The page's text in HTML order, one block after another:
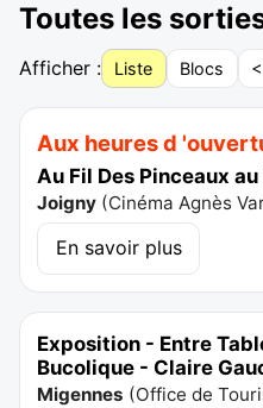
Toutes les
Afficher : Liste Blocs
Aux heures d
Au Fil Des Pinceaux
Joigny (Cinéma Agnès
En savoir plus
Exposition - Entre
Bucolique - Claire
Migennes (Office de